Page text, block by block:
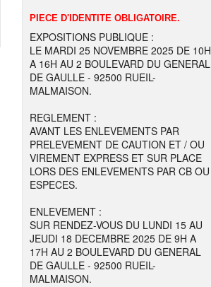
PIECE D'IDENTITE OBLIGATOIRE.
EXPOSITIONS PUBLIQUE :
LE MARDI 25 NOVEMBRE 2025 DE 10H
A 16H AU 2 BOULEVARD DU GENERAL
DE GAULLE - 92500 RUEIL-
MALMAISON.
REGLEMENT :
AVANT LES ENLEVEMENTS PAR
PRELEVEMENT DE CAUTION ET / OU
VIREMENT EXPRESS ET SUR PLACE
LORS DES ENLEVEMENTS PAR CB OU
ESPECES.
ENLEVEMENT :
SUR RENDEZ-VOUS DU LUNDI 15 AU
JEUDI 18 DECEMBRE 2025 DE 9H A
17H AU 2 BOULEVARD DU GENERAL
DE GAULLE - 92500 RUEIL-
MALMAISON.